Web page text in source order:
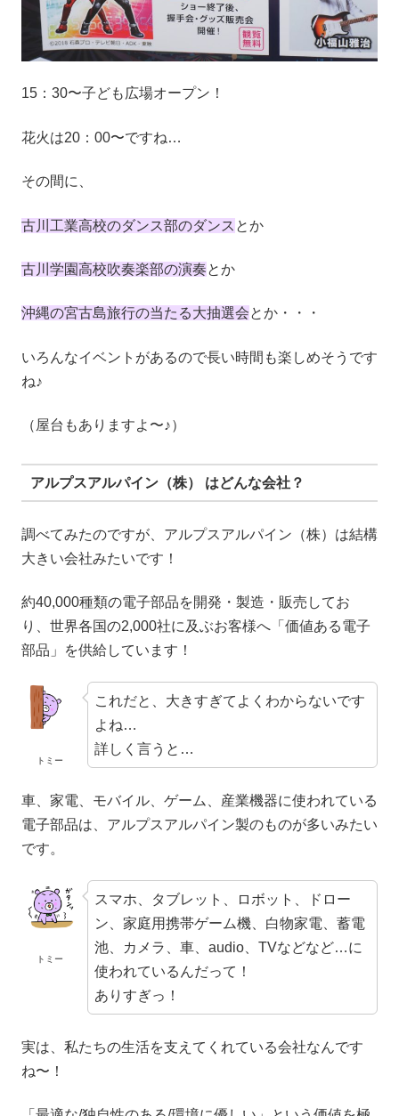
15：30〜子ども広場オープン！
花火は20：00〜ですね…
その間に、
古川工業高校のダンス部のダンス とか
古川学園高校吹奏楽部の演奏とか
沖縄の宮古島旅行の当たる大抽選会とか・・・
いろんなイベントがあるので長い時間も楽しめそうです
ね♪
（屋台もありますよ〜♪）
アルプスアルパイン（株） はどんな会社？
調べてみたのですが、アルプスアルパイン（株）は結構
大きい会社みたいです！
約40,000種類の電子部品を開発・製造・販売してお
り、世界各国の2,000社に及ぶお客様へ「価値ある電子
部品」を供給しています！
トミー
これだと、大きすぎてよくわからないです
よね…
詳しく言うと…
車、家電、モバイル、ゲーム、産業機器に使われている
電子部品は、アルプスアルパイン製のものが多いみたい
です。
トミー
スマホ、タブレット、ロボット、ドロー
ン、家庭用携帯ゲーム機、白物家電、蓄電
池、カメラ、車、audio、TVなどなど…に
使われているんだって！
ありすぎっ！
実は、私たちの生活を支えてくれている会社なんです
ね〜！